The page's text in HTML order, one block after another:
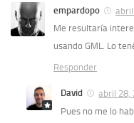
empardopo
abril
Me resultaría
usando GML. Lo
Responder
David
abril 28,
Pues no me lo